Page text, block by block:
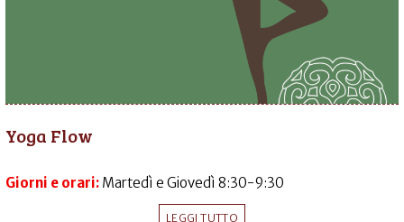
Yoga Flow
Giorni e orari: Martedì e Giovedì 8:30-9:30
LEGGI TUTTO